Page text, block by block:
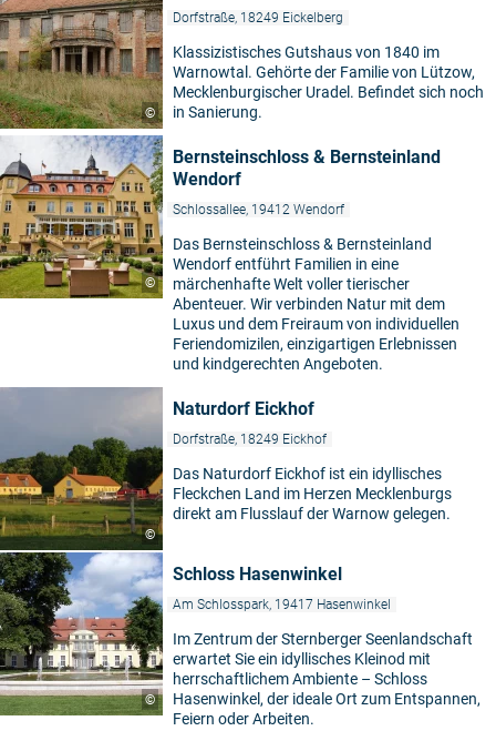
©
Dorfstraße, 18249 Eickelberg
Klassizistisches Gutshaus von 1840 im
Warnowtal. Gehörte der Familie von Lützow,
Mecklenburgischer Uradel. Befindet sich noch
in Sanierung.
©
Bernsteinschloss & Bernsteinland
Wendorf
Schlossallee, 19412 Wendorf
Das Bernsteinschloss & Bernsteinland
Wendorf entführt Familien in eine
märchenhafte Welt voller tierischer
Abenteuer. Wir verbinden Natur mit dem
Luxus und dem Freiraum von individuellen
Feriendomizilen, einzigartigen Erlebnissen
und kindgerechten Angeboten.
©
Naturdorf Eickhof
Dorfstraße, 18249 Eickhof
Das Naturdorf Eickhof ist ein idyllisches
Fleckchen Land im Herzen Mecklenburgs
direkt am Flusslauf der Warnow gelegen.
©
Schloss Hasenwinkel
Am Schlosspark, 19417 Hasenwinkel
Im Zentrum der Sternberger Seenlandschaft
erwartet Sie ein idyllisches Kleinod mit
herrschaftlichem Ambiente – Schloss
Hasenwinkel, der ideale Ort zum Entspannen,
Feiern oder Arbeiten.